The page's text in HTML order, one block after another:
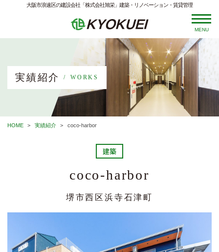
大阪市浪速区の建設会社「株式会社旭栄」建築・リノベーション・賃貸管理
MENU
実績紹介 WORKS
HOME 実績紹介 coco-harbor
建築
coco-harbor
堺市西区浜寺石津町